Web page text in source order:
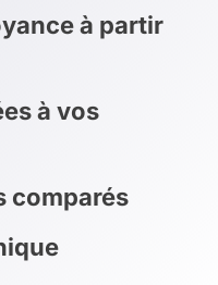
à partir
à vos
comparés